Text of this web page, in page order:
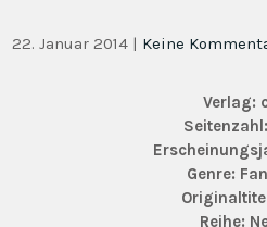
22. Januar 2014 | Keine
Verlag:
Genre:
Reihe: